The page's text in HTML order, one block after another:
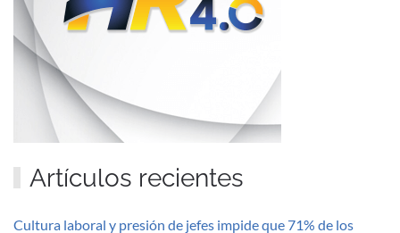
Artículos recientes
Cultura laboral y presión de jefes impide que 71% de los